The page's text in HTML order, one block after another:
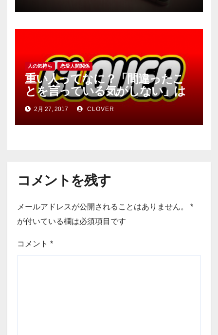
人の気持ち 恋愛人間関係
重い人ってなに？「間違ったこ
とを言っている気がしない」は
あなたにとって。相手の気持ち
を考えて。
2月 27, 2017 CLOVER
コメントを残す
メールアドレスが公開されることはありません。
*
が付いている欄は必須項目です
コメント *